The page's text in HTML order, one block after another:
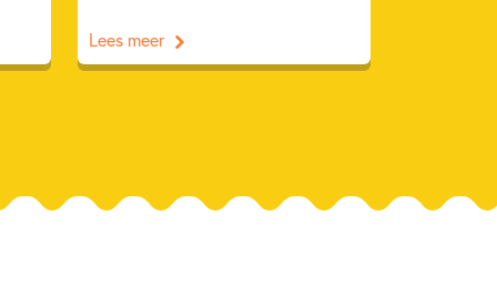
Lees meer